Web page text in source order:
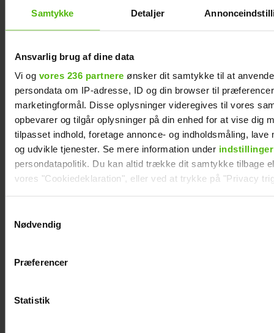
Samtykke Detaljer
Ansvarlig brug af dine data
Vi og vores 236 partnere ønsker dit samtykke til at
persondata om IP-adresse, ID og din browser til
marketingformål. Disse oplysninger videregives til vores
opbevarer og tilgår oplysninger på din enhed for at vise dig
tilpasset indhold, foretage annonce- og indholdsmåling, lave
og udvikle tjenester. Se mere information under indstillinger
persondatapolitik. Du kan altid trække dit samtykke tilbage
vores "Cookiedeklaration", eller ved at trykke på "Privacy
Vi anvender egne cookies og cookies fra tredjeparter til at
generere statistik og huske dine præferencer samt til brug
Nødvendig
Præferencer
Statistik
Philip May på Smukfest for første gang: "Jeg